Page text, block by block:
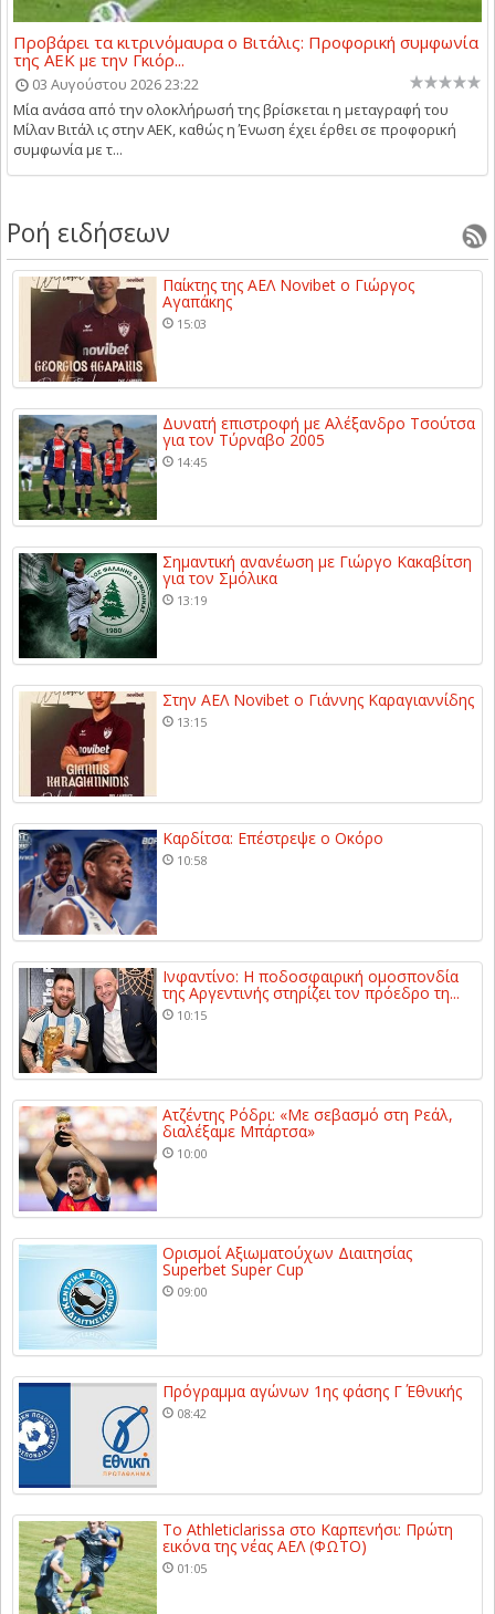
Προβάρει τα κιτρινόμαυρα ο Βιτάλις: Προφορική συμφωνία
της ΑΕΚ με την Γκιόρ...
03 Αυγούστου 2026 23:22
Μία ανάσα από την ολοκλήρωσή της βρίσκεται η μεταγραφή του
Μίλαν Βιτάλ ις στην ΑΕΚ, καθώς η Ένωση έχει έρθει σε προφορική
συμφωνία με τ...
Ροή ειδήσεων
Παίκτης της ΑΕΛ Novibet ο Γιώργος
Αγαπάκης
15:03
Δυνατή επιστροφή με Αλέξανδρο Τσούτσα
για τον Τύρναβο 2005
14:45
Σημαντική ανανέωση με Γιώργο Κακαβίτση
για τον Σμόλικα
13:19
Στην ΑΕΛ Novibet ο Γιάννης Καραγιαννίδης
13:15
Καρδίτσα: Επέστρεψε ο Οκόρο
10:58
Ινφαντίνο: Η ποδοσφαιρική ομοσπονδία
της Αργεντινής στηρίζει τον πρόεδρο τη...
10:15
Ατζέντης Ρόδρι: «Με σεβασμό στη Ρεάλ,
διαλέξαμε Μπάρτσα»
10:00
Ορισμοί Αξιωματούχων Διαιτησίας
Superbet Super Cup
09:00
Πρόγραμμα αγώνων 1ης φάσης Γ΄ Εθνικής
08:42
Το Athleticlarissa στο Καρπενήσι: Πρώτη
εικόνα της νέας ΑΕΛ (ΦΩΤΟ)
01:05